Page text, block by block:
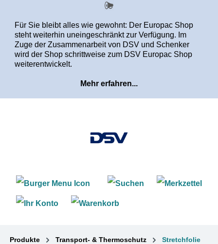
Für Sie bleibt alles wie gewohnt: Der Europac Shop
steht weiterhin uneingeschränkt zur Verfügung. Im
Zuge der Zusammenarbeit von DSV und Schenker
wird der Shop schrittweise zum DSV Europac Shop
weiterentwickelt.
Mehr erfahren...
Produkte Transport- & Thermoschutz Stretchfolie